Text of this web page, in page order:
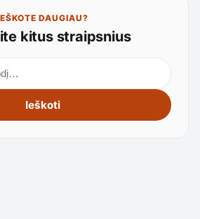
DAUGIAU?
kitus straipsnius
Ieškoti